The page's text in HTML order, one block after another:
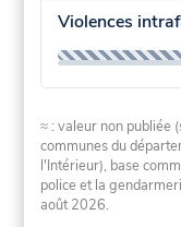
Violences
≈ : valeur non publiée
communes du
l'Intérieur), base
police et la
août 2026.